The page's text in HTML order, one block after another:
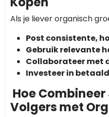
Als je liever organisch
Post consistente,
Gebruik relevante
Collaborateer met
Investeer in
Hoe
Volgers met